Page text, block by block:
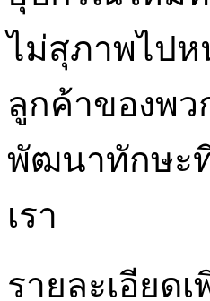
ไม่สุภาพไปห
ลูกค้าของพว
พัฒนาทักษะที่
เรา
รายละเอียดเ